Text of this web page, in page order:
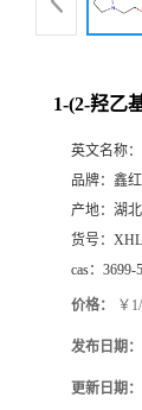
1-(2-羟乙
英文名称：
品牌： 鑫红
产地： 湖北
货号：
cas： 3699-
价格： ￥
发布日期：
更新日期：